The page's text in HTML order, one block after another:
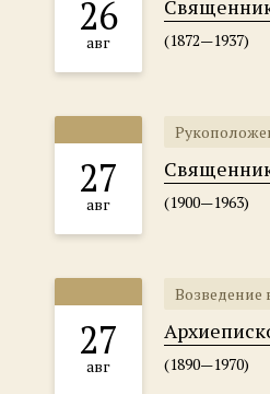
26
авг (1872—1937)
27
авг (1900—1963)
27
авг
Возведение
(1890—1970)